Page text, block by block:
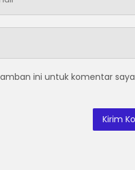
ini untuk komentar saya